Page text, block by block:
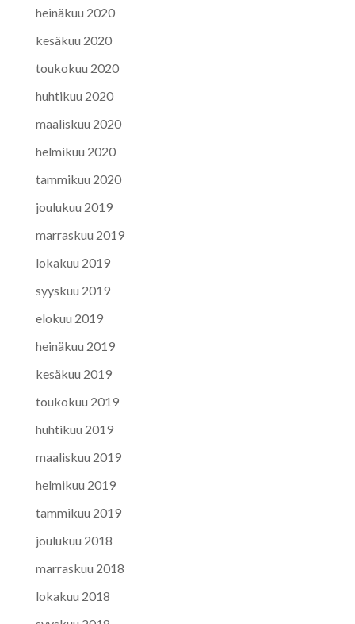
heinäkuu 2020
kesäkuu 2020
toukokuu 2020
huhtikuu 2020
maaliskuu 2020
helmikuu 2020
tammikuu 2020
joulukuu 2019
marraskuu 2019
lokakuu 2019
syyskuu 2019
elokuu 2019
heinäkuu 2019
kesäkuu 2019
toukokuu 2019
huhtikuu 2019
maaliskuu 2019
helmikuu 2019
tammikuu 2019
joulukuu 2018
marraskuu 2018
lokakuu 2018